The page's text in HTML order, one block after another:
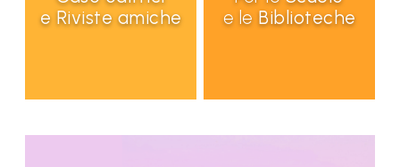
e Riviste amiche
e le Biblioteche